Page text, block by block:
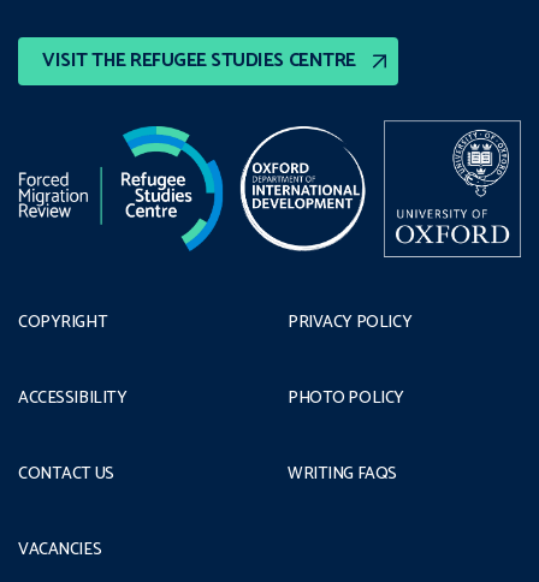
VISIT THE REFUGEE STUDIES CENTRE
COPYRIGHT
ACCESSIBILITY
CONTACT US
PRIVACY POLICY
PHOTO POLICY
WRITING FAQS
VACANCIES